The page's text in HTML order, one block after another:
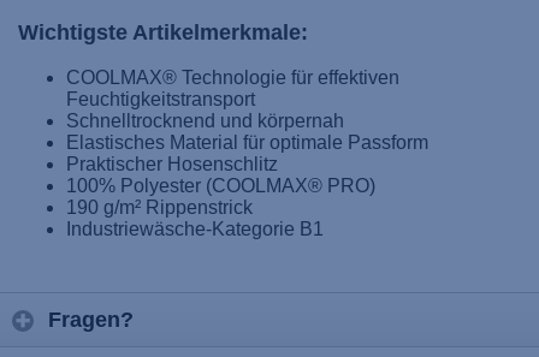
Wichtigste Artikelmerkmale:
COOLMAX® Technologie für effektiven
Feuchtigkeitstransport
Schnelltrocknend und körpernah
Elastisches Material für optimale Passform
Praktischer Hosenschlitz
100% Polyester (COOLMAX® PRO)
190 g/m² Rippenstrick
Industriewäsche-Kategorie B1
Fragen?